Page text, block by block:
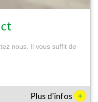
nous. Il vous suffit de
Plus d'infos +